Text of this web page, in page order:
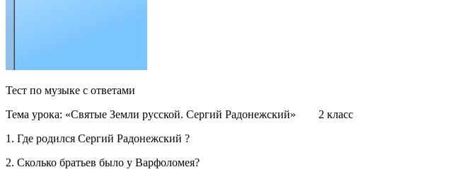
Тест по музыке с ответами
Тема урока: «Святые Земли русской. Сергий Радонежский» 2 класс
1. Где родился Сергий Радонежский ?
2. Сколько братьев было у Варфоломея?